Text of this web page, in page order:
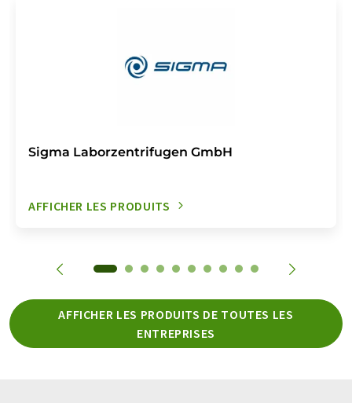
Sigma Laborzentrifugen GmbH
AFFICHER LES PRODUITS
AFFICHER LES PRODUITS DE TOUTES LES
ENTREPRISES